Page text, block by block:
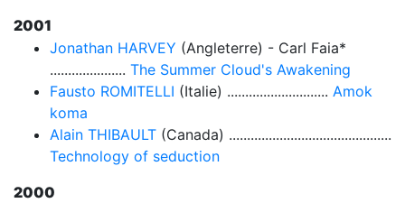
2001
Jonathan HARVEY (Angleterre) - Carl Faia*
..................... The Summer Cloud's Awakening
Fausto ROMITELLI (Italie) ............................ Amok
koma
Alain THIBAULT (Canada) .............................................
Technology of seduction
2000